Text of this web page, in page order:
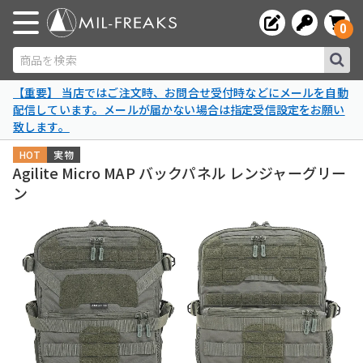
商品を検索
0
【重要】 当店ではご注文時、お問合せ受付時などにメールを自動
配信しています。メールが届かない場合は指定受信設定をお願い
致します。
実物
HOT
Agilite Micro MAP バックパネル レンジャーグリー
ン